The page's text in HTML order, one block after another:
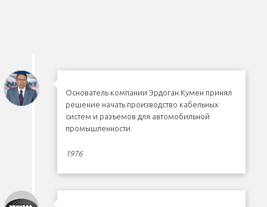
Основатель компании Эрдоган Кумен принял
решение начать производство кабельных
систем и разъемов для автомобильной
промышленности.
1976